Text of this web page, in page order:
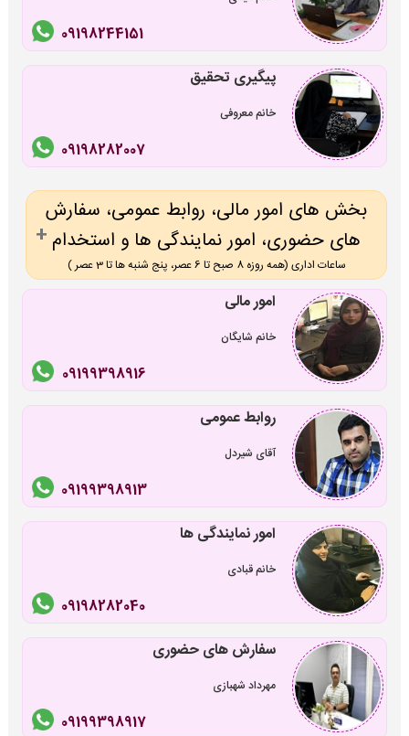
09198244151
پیگیری تحقیق
خانم معروفی
09198282007
بخش های امور مالی، روابط عمومی، سفارش
های حضوری، امور نمایندگی ها و استخدام
ساعات اداری (همه روزه 8 صبح تا 6 عصر، پنج شنبه ها تا 3 عصر )
امور مالی
خانم شایگان
09199398916
روابط عمومی
آقای شیردل
09199398913
امور نمایندگی ها
خانم قبادی
09198282040
سفارش های حضوری
مهرداد شهبازی
09199398917